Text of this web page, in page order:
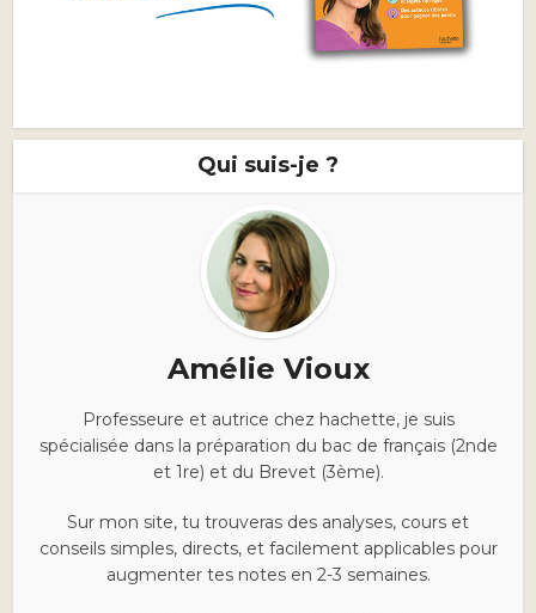
Qui suis-je ?
Amélie Vioux
Professeure et autrice chez hachette, je suis
spécialisée dans la préparation du bac de français (2nde
et 1re) et du Brevet (3ème).
Sur mon site, tu trouveras des analyses, cours et
conseils simples, directs, et facilement applicables pour
augmenter tes notes en 2-3 semaines.